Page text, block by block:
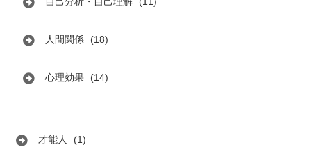
人間関係 (18)
心理効果 (14)
才能人 (1)